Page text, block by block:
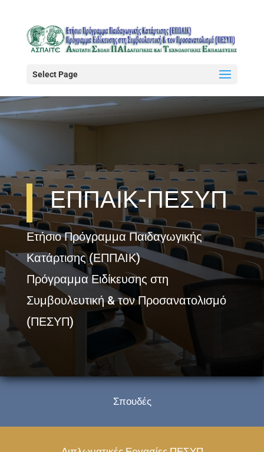
Select Page
ΕΠΠΑΙΚ-ΠΕΣΥΠ
Ετήσιο Πρόγραμμα Παιδαγωγικής
Κατάρτισης (ΕΠΠΑΙΚ)
Πρόγραμμα Ειδίκευσης στη
Συμβουλευτική & τον Προσανατολισμό
(ΠΕΣΥΠ)
Σπουδές